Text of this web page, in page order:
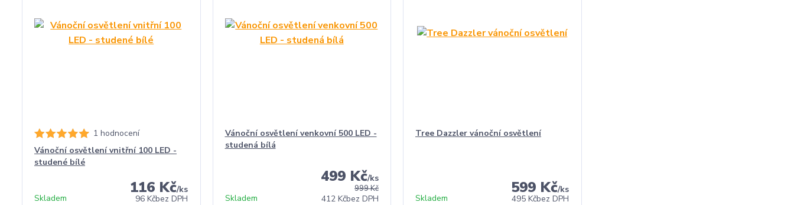
1 hodnocení
Vánoční osvětlení vnitřní 100 LED -
studené bílé
116 Kč/ks
96 Kčbez DPH
Skladem
Vánoční osvětlení venkovní 500 LED -
studená bílá
999 Kč
499 Kč/ks
412 Kčbez DPH
Skladem
Tree Dazzler vánoční osvětlení
599 Kč/ks
495 Kčbez DPH
Skladem